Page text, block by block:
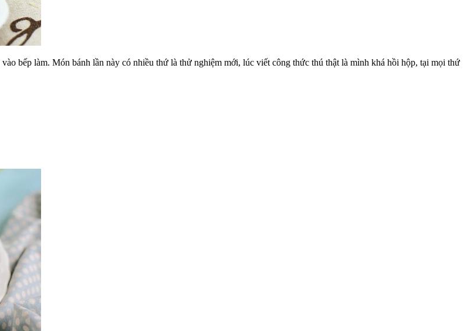
bếp làm. Món bánh lần này có nhiều thứ là thử nghiệm mới, lúc viết công thức thú thật là mình khá hồi hộp, tại mọi thứ